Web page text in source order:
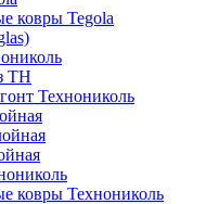
ковры Tegola
ТН
Технониколь
ковры Технониколь